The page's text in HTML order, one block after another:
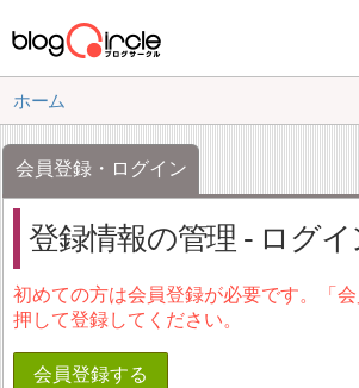
ホーム
会員登録・ログイン
登録情報の管理 - ログイ
初めての方は会員登録が必要です。「
押して登録してください。
会員登録する